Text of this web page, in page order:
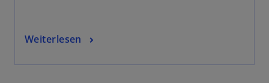
Weiterlesen